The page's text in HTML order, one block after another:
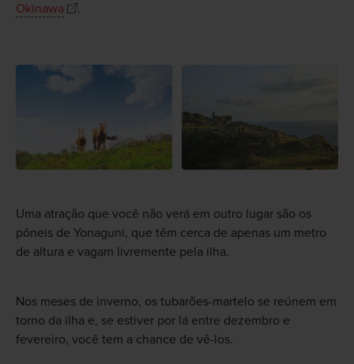
Okinawa
.
Uma atração que você não verá em outro lugar são os
pôneis de Yonaguni, que têm cerca de apenas um metro
de altura e vagam livremente pela ilha.
Nos meses de inverno, os tubarões-martelo se reúnem em
torno da ilha e, se estiver por lá entre dezembro e
fevereiro, você tem a chance de vê-los.